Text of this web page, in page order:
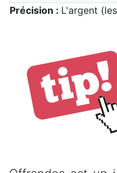
Précision : L'argent